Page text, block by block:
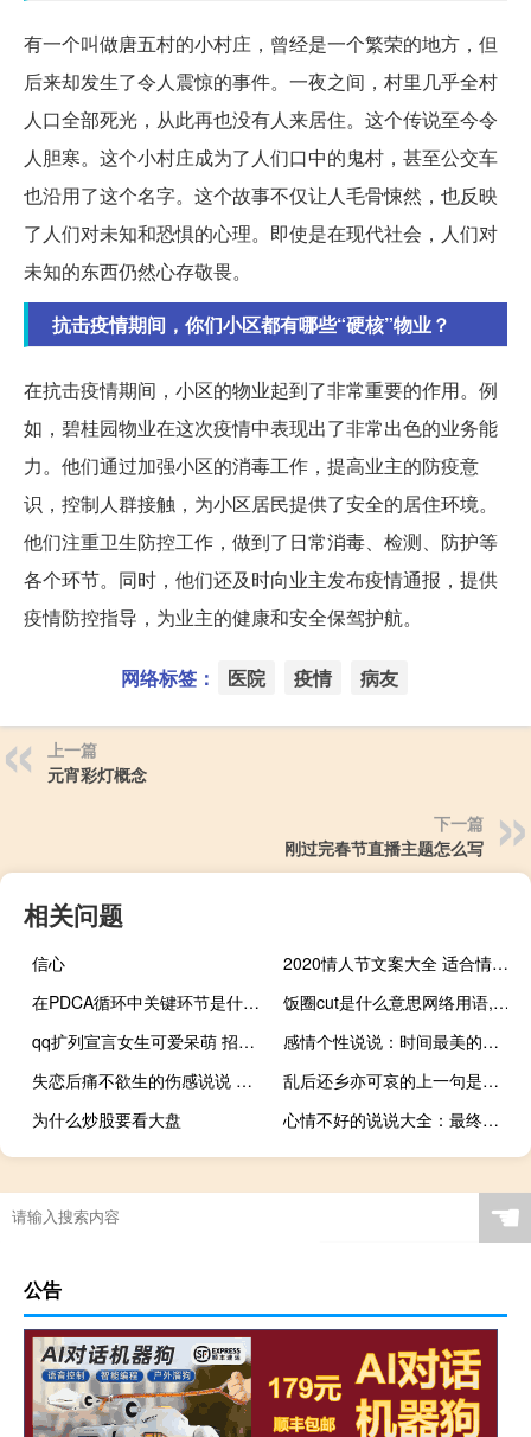
有一个叫做唐五村的小村庄，曾经是一个繁荣的地方，但
后来却发生了令人震惊的事件。一夜之间，村里几乎全村
人口全部死光，从此再也没有人来居住。这个传说至今令
人胆寒。这个小村庄成为了人们口中的鬼村，甚至公交车
也沿用了这个名字。这个故事不仅让人毛骨悚然，也反映
了人们对未知和恐惧的心理。即使是在现代社会，人们对
未知的东西仍然心存敬畏。
抗击疫情期间，你们小区都有哪些“硬核”物业？
在抗击疫情期间，小区的物业起到了非常重要的作用。例
如，碧桂园物业在这次疫情中表现出了非常出色的业务能
力。他们通过加强小区的消毒工作，提高业主的防疫意
识，控制人群接触，为小区居民提供了安全的居住环境。
他们注重卫生防控工作，做到了日常消毒、检测、防护等
各个环节。同时，他们还及时向业主发布疫情通报，提供
疫情防控指导，为业主的健康和安全保驾护航。
网络标签： 医院 疫情 病友
上一篇
元宵彩灯概念
下一篇
刚过完春节直播主题怎么写
相关问题
信心
2020情人节文案大全 适合情人节发的说说
在PDCA循环中关键环节是什么阶段
饭圈cut是什么意思网络用语,翻译成中文表达什么什么梗
qq扩列宣言女生可爱呆萌 招人喜爱的女生说说
感情个性说说：时间最美的地方，就是让你我成为我们
失恋后痛不欲生的伤感说说 看了就忍不住哭的说说心真的很痛
乱后还乡亦可哀的上一句是什么
为什么炒股要看大盘
心情不好的说说大全：最终你选择了合适，我输给了喜欢
☚
公告